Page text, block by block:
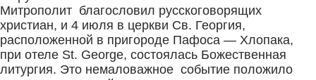
Митрополит благословил русскоговорящих
христиан, и 4 июля в церкви Св. Георгия,
расположенной в пригороде Пафоса — Хлопака,
при отеле St. George, состоялась Божественная
литургия. Это немаловажное событие положило